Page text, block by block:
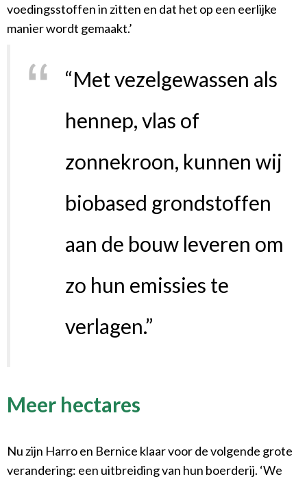
voedingsstoffen in zitten en dat het op een eerlijke
manier wordt gemaakt.’
“Met vezelgewassen als
hennep, vlas of
zonnekroon, kunnen wij
biobased grondstoffen
aan de bouw leveren om
zo hun emissies te
verlagen.”
Meer hectares
Nu zijn Harro en Bernice klaar voor de volgende grote
verandering: een uitbreiding van hun boerderij. ‘We